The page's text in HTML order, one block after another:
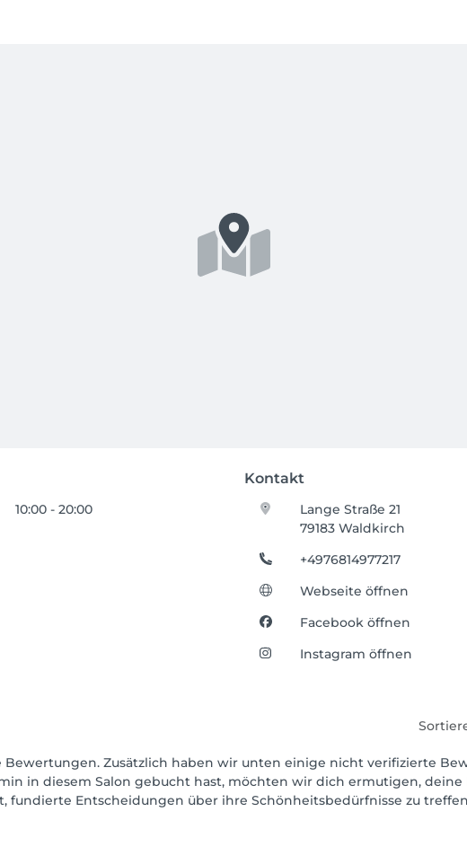
Kontakt
10:00 - 20:00
Lange Straße 21
79183 Waldkirch
+4976814977217
Webseite öffnen
Facebook öffnen
Instagram öffnen
Bewertungen. Zusätzlich haben wir unten einige nicht verifizierte
in diesem Salon gebucht hast, möchten wir dich ermutigen,
fundierte Entscheidungen über ihre Schönheitsbedürfnisse zu